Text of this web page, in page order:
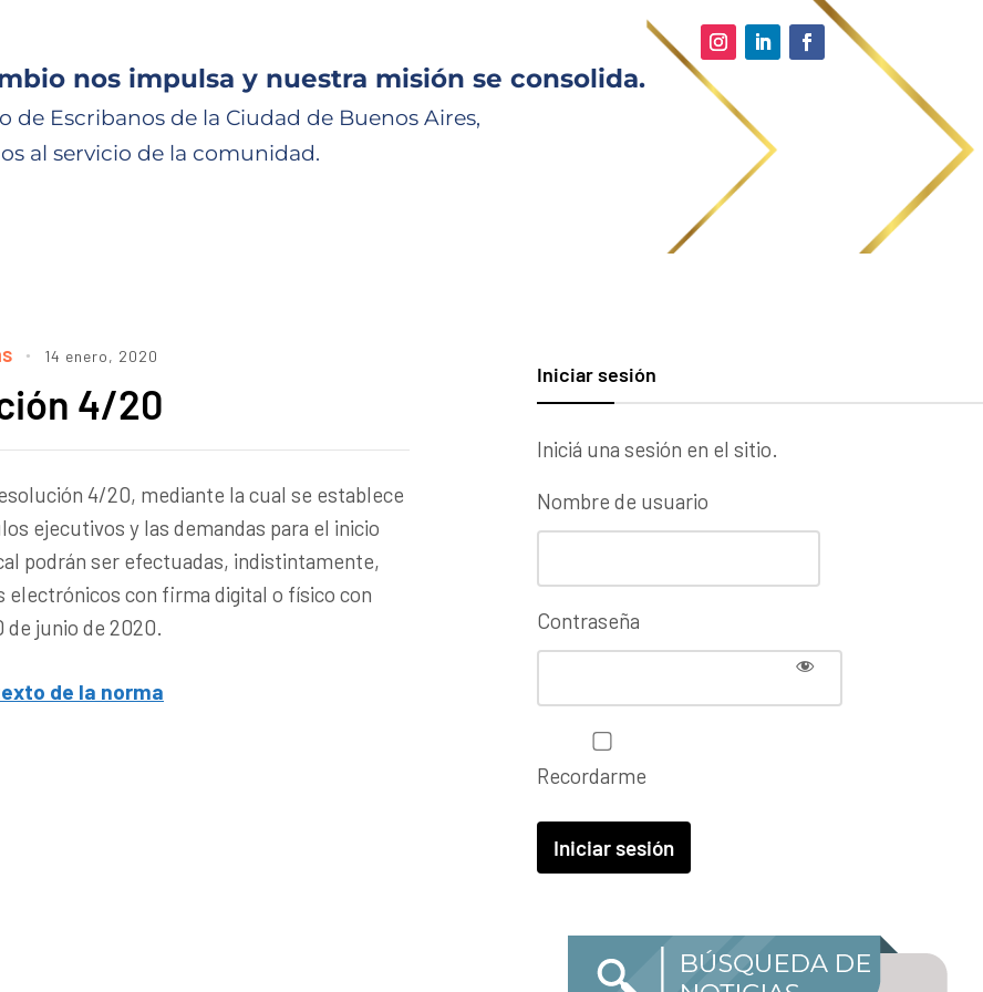
nos impulsa y nuestra misión se consolida.
de Escribanos de la Ciudad de Buenos Aires,
al servicio de la comunidad.
14 enero, 2020
4/20
4/20, mediante la cual se establece
ejecutivos y las demandas para el inicio
podrán ser efectuadas, indistintamente,
electrónicos con firma digital o físico con
de junio de 2020.
de la norma
Iniciar sesión
Iniciá una sesión en el sitio.
Nombre de usuario
Contraseña
Recordarme